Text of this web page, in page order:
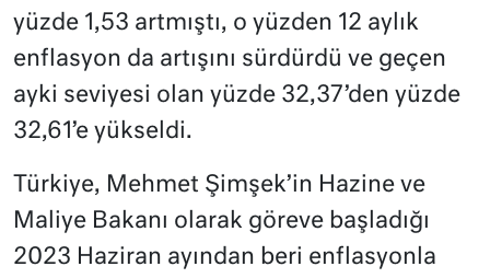
yüzde 1,53 artmıştı, o yüzden 12 aylık
enflasyon da artışını sürdürdü ve geçen
ayki seviyesi olan yüzde 32,37’den yüzde
32,61’e yükseldi.
Türkiye, Mehmet Şimşek’in Hazine ve
Maliye Bakanı olarak göreve başladığı
2023 Haziran ayından beri enflasyonla